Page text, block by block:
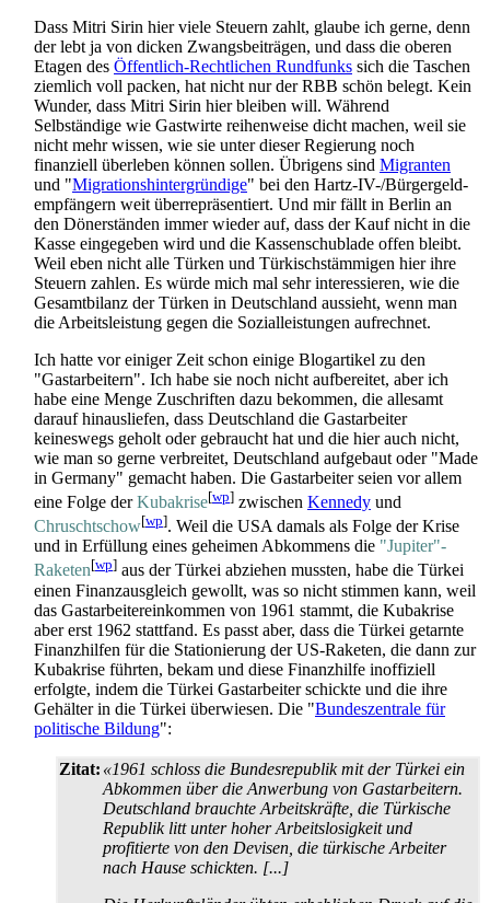
Dass Mitri Sirin hier viele Steuern zahlt, glaube ich gerne, denn
der lebt ja von dicken Zwangsbeiträgen, und dass die oberen
Etagen des Öffentlich-Rechtlichen Rundfunks sich die Taschen
ziemlich voll packen, hat nicht nur der RBB schön belegt. Kein
Wunder, dass Mitri Sirin hier bleiben will. Während
Selbständige wie Gastwirte reihenweise dicht machen, weil sie
nicht mehr wissen, wie sie unter dieser Regierung noch
finanziell überleben können sollen. Übrigens sind Migranten
und "Migrations­hinter­gründige" bei den Hartz-IV-/Bürgergeld­
empfängern weit überrepräsentiert. Und mir fällt in Berlin an
den Dönerständen immer wieder auf, dass der Kauf nicht in die
Kasse eingegeben wird und die Kassen­schublade offen bleibt.
Weil eben nicht alle Türken und Türkisch­stämmigen hier ihre
Steuern zahlen. Es würde mich mal sehr interessieren, wie die
Gesamtbilanz der Türken in Deutschland aussieht, wenn man
die Arbeits­leistung gegen die Sozial­leistungen aufrechnet.
Ich hatte vor einiger Zeit schon einige Blogartikel zu den
"Gastarbeitern". Ich habe sie noch nicht aufbereitet, aber ich
habe eine Menge Zuschriften dazu bekommen, die allesamt
darauf hinausliefen, dass Deutschland die Gastarbeiter
keineswegs geholt oder gebraucht hat und die hier auch nicht,
wie man so gerne verbreitet, Deutschland aufgebaut oder "Made
in Germany" gemacht haben. Die Gastarbeiter seien vor allem
eine Folge derKubakrise[wp] zwischen Kennedy und
Chruschtschow[wp]. Weil die USA damals als Folge der Krise
und in Erfüllung eines geheimen Abkommens die "Jupiter"-
Raketen[wp] aus der Türkei abziehen mussten, habe die Türkei
einen Finanz­ausgleich gewollt, was so nicht stimmen kann, weil
das Gastarbeiter­einkommen von 1961 stammt, die Kubakrise
aber erst 1962 stattfand. Es passt aber, dass die Türkei getarnte
Finanzhilfen für die Stationierung der US-Raketen, die dann zur
Kubakrise führten, bekam und diese Finanzhilfe inoffiziell
erfolgte, indem die Türkei Gastarbeiter schickte und die ihre
Gehälter in die Türkei überwiesen. Die "Bundeszentrale für
politische Bildung":
Zitat: «1961 schloss die Bundesrepublik mit der Türkei ein
Abkommen über die Anwerbung von Gastarbeitern.
Deutschland brauchte Arbeitskräfte, die Türkische
Republik litt unter hoher Arbeitslosigkeit und
profitierte von den Devisen, die türkische Arbeiter
nach Hause schickten. [...]